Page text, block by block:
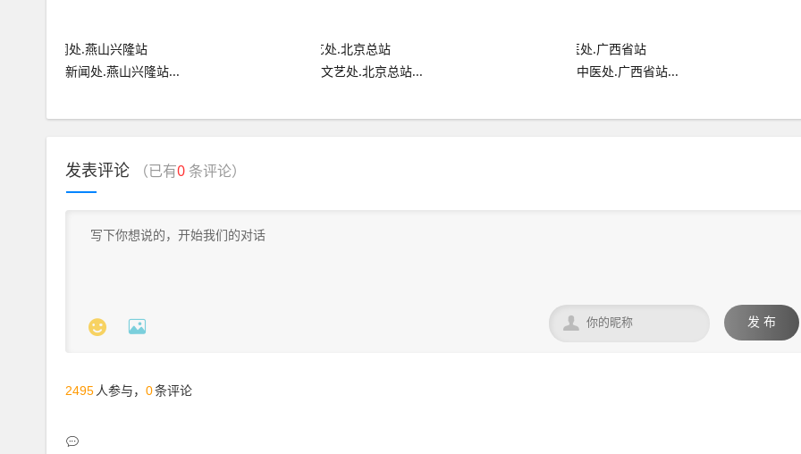
新闻处.燕山兴隆站... 文艺处.北京总站... 中医处.广西省站...
发表评论 （已有0 条评论）
  发 布

2495 人参与， 0条评论